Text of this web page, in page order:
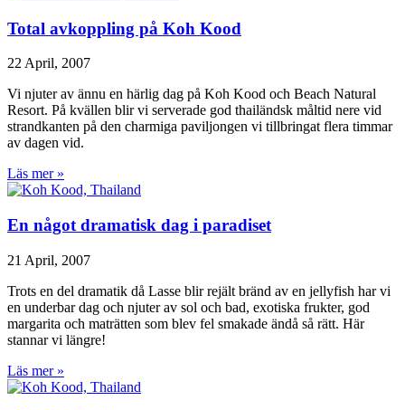
Total avkoppling på Koh Kood
22 April, 2007
Vi njuter av ännu en härlig dag på Koh Kood och Beach Natural
Resort. På kvällen blir vi serverade god thailändsk måltid nere vid
strandkanten på den charmiga paviljongen vi tillbringat flera timmar
av dagen vid.
Läs mer »
En något dramatisk dag i paradiset
21 April, 2007
Trots en del dramatik då Lasse blir rejält bränd av en jellyfish har vi
en underbar dag och njuter av sol och bad, exotiska frukter, god
margarita och maträtten som blev fel smakade ändå så rätt. Här
stannar vi längre!
Läs mer »